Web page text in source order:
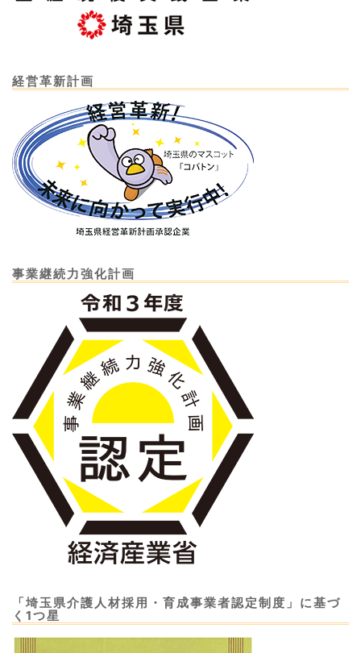
経営革新計画
事業継続力強化計画
「埼玉県介護人材採用・育成事業者認定制度」に基づ
く1つ星